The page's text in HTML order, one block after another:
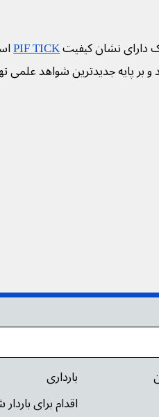
دارای نشان کیفیتPIF TICK
بر پایه جدیدترین شواهد علمی
بارداری
اقدام برای